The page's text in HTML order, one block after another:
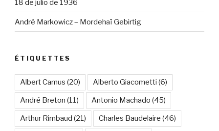
18 de julio de 1936
André Markowicz – Mordehaï Gebirtig
ÉTIQUETTES
Albert Camus (20) Alberto Giacometti (6)
André Breton (11) Antonio Machado (45)
Arthur Rimbaud (21) Charles Baudelaire (46)